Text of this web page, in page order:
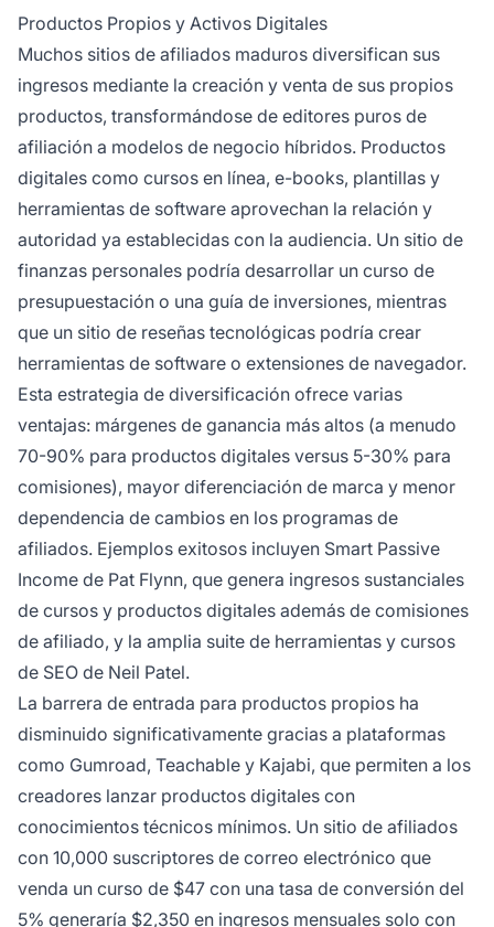
Productos Propios y Activos Digitales
Muchos sitios de afiliados maduros diversifican sus
ingresos mediante la creación y venta de sus propios
productos, transformándose de editores puros de
afiliación a modelos de negocio híbridos. Productos
digitales como cursos en línea, e-books, plantillas y
herramientas de software aprovechan la relación y
autoridad ya establecidas con la audiencia. Un sitio de
finanzas personales podría desarrollar un curso de
presupuestación o una guía de inversiones, mientras
que un sitio de reseñas tecnológicas podría crear
herramientas de software o extensiones de navegador.
Esta estrategia de diversificación ofrece varias
ventajas: márgenes de ganancia más altos (a menudo
70-90% para productos digitales versus 5-30% para
comisiones), mayor diferenciación de marca y menor
dependencia de cambios en los programas de
afiliados. Ejemplos exitosos incluyen Smart Passive
Income de Pat Flynn, que genera ingresos sustanciales
de cursos y productos digitales además de comisiones
de afiliado, y la amplia suite de herramientas y cursos
de SEO de Neil Patel.
La barrera de entrada para productos propios ha
disminuido significativamente gracias a plataformas
como Gumroad, Teachable y Kajabi, que permiten a los
creadores lanzar productos digitales con
conocimientos técnicos mínimos. Un sitio de afiliados
con 10,000 suscriptores de correo electrónico que
venda un curso de $47 con una tasa de conversión del
5% generaría $2,350 en ingresos mensuales solo con